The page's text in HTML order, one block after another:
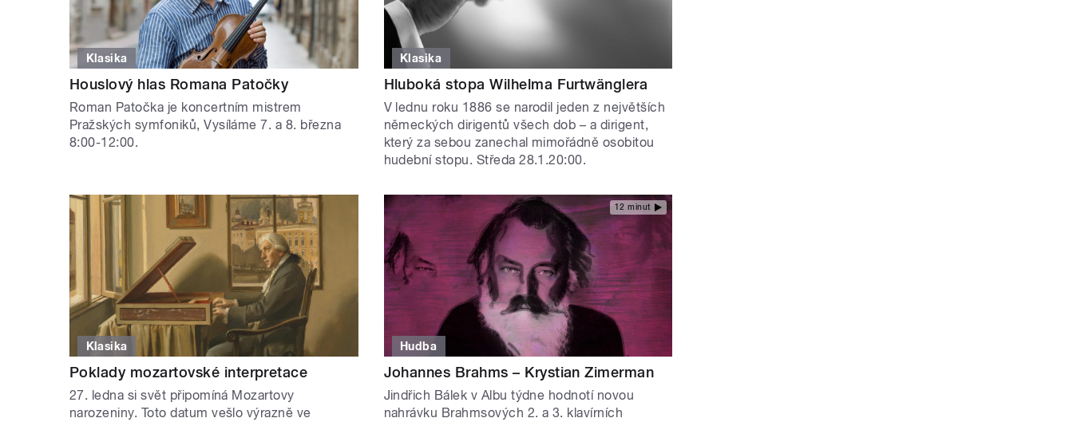
Klasika
Houslový hlas Romana Patočky
Roman Patočka je koncertním mistrem
Pražských symfoniků, Vysíláme 7. a 8. března
8:00-12:00.
Klasika
Hluboká stopa Wilhelma Furtwänglera
V lednu roku 1886 se narodil jeden z největších
německých dirigentů všech dob – a dirigent,
který za sebou zanechal mimořádně osobitou
hudební stopu. Středa 28.1.20:00.
Klasika
Poklady mozartovské interpretace
27. ledna si svět připomíná Mozartovy
narozeniny. Toto datum vešlo výrazně ve
12 minut
Hudba
Johannes Brahms – Krystian Zimerman
Jindřich Bálek v Albu týdne hodnotí novou
nahrávku Brahmsových 2. a 3. klavírních